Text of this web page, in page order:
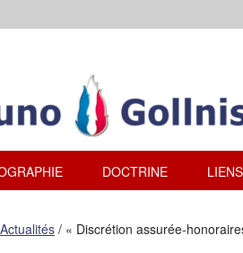
DOCTRINE LIENS
Actualités / « Discrétion assurée-